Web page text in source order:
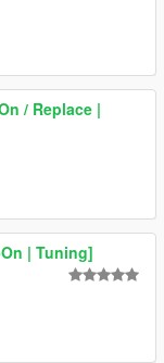
/ Replace |
| Tuning]